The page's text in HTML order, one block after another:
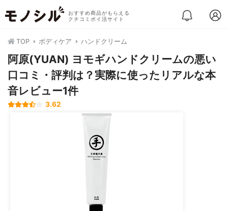
おすすめ商品がもらえる
クチコミポイ活サイト
TOP ボディケア ハンドクリーム
阿原(YUAN) ヨモギハンドクリームの悪い
口コミ・評判は？実際に使ったリアルな本
音レビュー1件
3.62